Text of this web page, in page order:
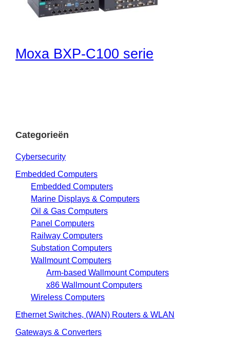
Moxa BXP-C100 serie
Categorieën
Cybersecurity
Embedded Computers
Embedded Computers
Marine Displays & Computers
Oil & Gas Computers
Panel Computers
Railway Computers
Substation Computers
Wallmount Computers
Arm-based Wallmount Computers
x86 Wallmount Computers
Wireless Computers
Ethernet Switches, (WAN) Routers & WLAN
Gateways & Converters